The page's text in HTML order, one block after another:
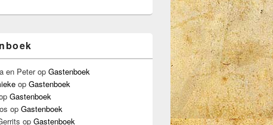
en Peterop Gastenboek
op Gastenboek
Gastenboek
op Gastenboek
op Gastenboek